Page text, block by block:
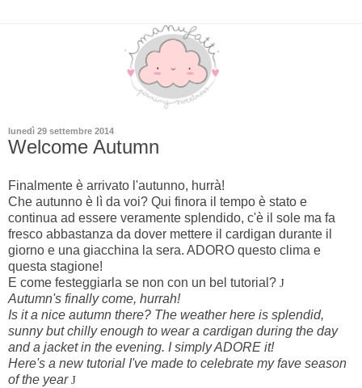
lunedì 29 settembre 2014
Welcome Autumn
Finalmente è arrivato l'autunno, hurrà!
Che autunno è lì da voi? Qui finora il tempo è stato e
continua ad essere veramente splendido, c'è il sole ma fa
fresco abbastanza da dover mettere il cardigan durante il
giorno e una giacchina la sera. ADORO questo clima e
questa stagione!
E come festeggiarla se non con un bel tutorial? J
Autumn's finally come, hurrah!
Is it a nice autumn there? The weather here is splendid,
sunny but chilly enough to wear a cardigan during the day
and a jacket in the evening. I simply ADORE it!
Here's a new tutorial I've made to celebrate my fave season
of the year J